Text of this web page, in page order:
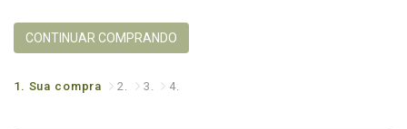
CONTINUAR COMPRANDO
1. Sua compra 2. 3. 4.